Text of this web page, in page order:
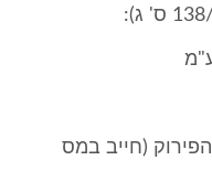
יום הפירוק (חייב במס